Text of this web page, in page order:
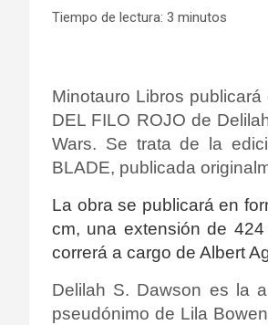
Tiempo de lectura: 3 minutos
Minotauro Libros
DEL FILO ROJO de
Wars. Se trata de la
BLADE, publicada
La obra se publicará en
cm, una extensión de
correrá a cargo de Albert
Delilah S. Dawson es la
pseudónimo de Lila